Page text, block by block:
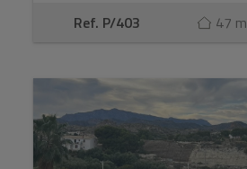
Ref. P/403 47 m